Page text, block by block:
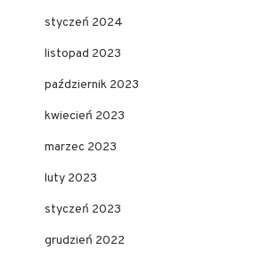
styczeń 2024
listopad 2023
październik 2023
kwiecień 2023
marzec 2023
luty 2023
styczeń 2023
grudzień 2022